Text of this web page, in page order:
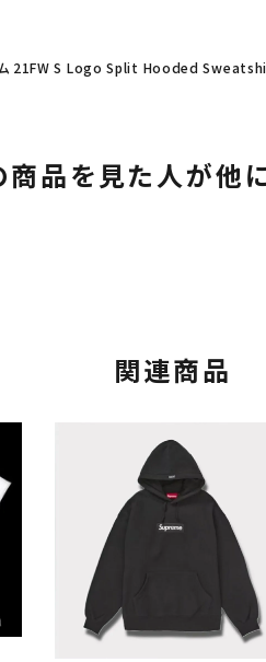
21FW S Logo Split Hooded Sweatshirt
商品を見た人が他
関連商品